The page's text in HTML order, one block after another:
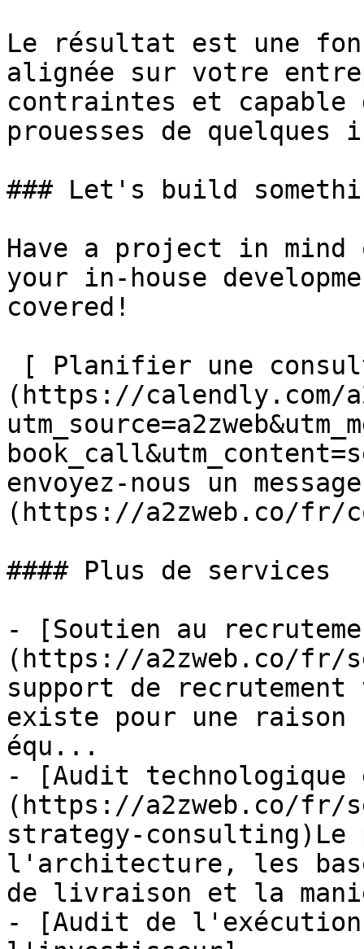
Le résultat est une
alignée sur votre
contraintes et capable
prouesses de quelques
### Let's build
Have a project in mind
your in-house
covered!
(https://calendly.com/
envoyez-nous un
(https://a2zweb.co/fr/
#### Plus de services
- [Soutien au
(https://a2zweb.co/fr/
support de recrutement
existe pour une raison
équ...
- [Audit
(https://a2zweb.co/fr/
strategy-consulting)Le
l'architecture, les
de livraison et la
- [Audit de